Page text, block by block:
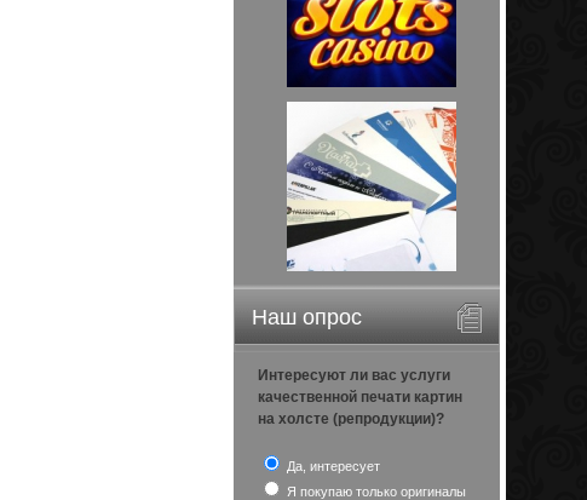
Наш опрос
Интересуют ли вас услуги
качественной печати картин
на холсте (репродукции)?
Да, интересует
Я покупаю только оригиналы